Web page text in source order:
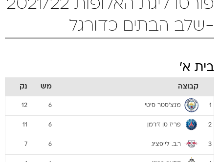
פורטו ליגת האלופות 2021/22
-שלב הבתים כדורגל
בית א'
קבוצה מש נק
1 מנצ'סטר סיטי 6
12
2 פריז סן ז'רמן 6
11
3 ר.ב. לייפציג 6
7